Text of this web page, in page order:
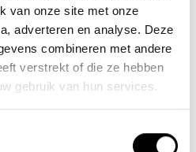
van onze site met onze
adverteren en analyse. Deze
combineren met andere
verstrekt of die ze hebben
gebruik van hun services.
Lacros
5482 VS Schijndel Nederland